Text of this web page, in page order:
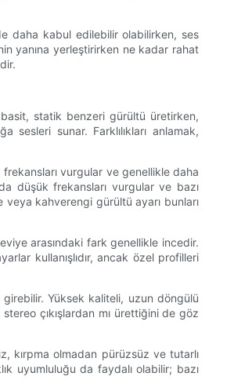
daha kabul edilebilir olabilirken, ses
yanına yerleştirirken ne kadar rahat
statik benzeri gürültü üretirken,
sunar. Farklılıkları anlamak,
vurgular ve genellikle daha
düşük frekansları vurgular ve bazı
kahverengi gürültü ayarı bunları
arasındaki fark genellikle incedir.
kullanışlıdır, ancak özel profilleri
Yüksek kaliteli, uzun döngülü
çıkışlardan mı ürettiğini de göz
kırpma olmadan pürüzsüz ve tutarlı
uyumluluğu da faydalı olabilir; bazı